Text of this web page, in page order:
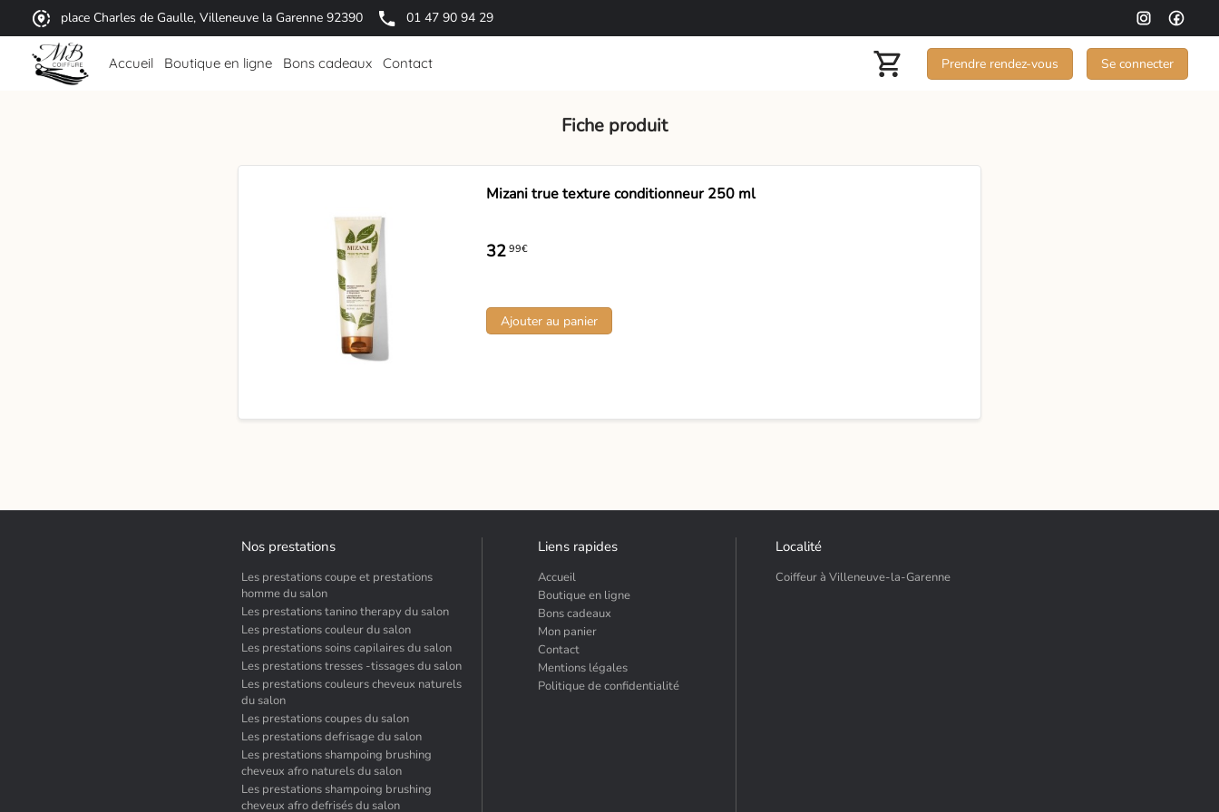
place Charles de Gaulle, Villeneuve la Garenne 92390 01 47 90 94 29
Accueil Boutique en ligne Bons cadeaux Contact Prendre rendez-vous Se connecter
Fiche produit
Mizani true texture conditionneur 250 ml
32 99€
Ajouter au panier
Nos prestations
Les prestations coupe et prestations
homme du salon
Les prestations tanino therapy du salon
Les prestations couleur du salon
Les prestations soins capilaires du salon
Les prestations tresses -tissages du salon
Les prestations couleurs cheveux naturels
du salon
Les prestations coupes du salon
Les prestations defrisage du salon
Les prestations shampoing brushing
cheveux afro naturels du salon
Les prestations shampoing brushing
cheveux afro defrisés du salon
Liens rapides
Accueil
Boutique en ligne
Bons cadeaux
Mon panier
Contact
Mentions légales
Politique de confidentialité
Localité
Coiffeur à Villeneuve-la-Garenne